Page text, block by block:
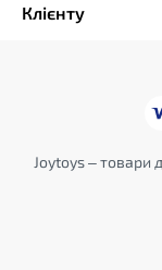
Клієнту
Joytoys – товари